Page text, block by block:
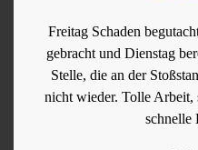
Freitag Schaden
gebracht und Dienstag
Stelle, die an der
nicht wieder. Tolle Arbeit,
schnelle